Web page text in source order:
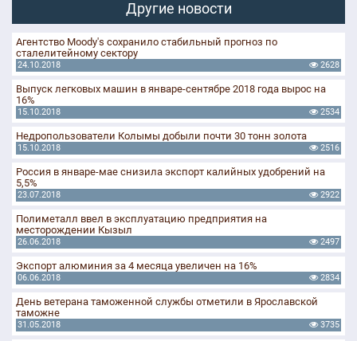
Другие новости
Агентство Moody's сохранило стабильный прогноз по
сталелитейному сектору
24.10.2018 2628
Выпуск легковых машин в январе-сентябре 2018 года вырос на
16%
15.10.2018 2534
Недропользователи Колымы добыли почти 30 тонн золота
15.10.2018 2516
Россия в январе-мае снизила экспорт калийных удобрений на
5,5%
23.07.2018 2922
Полиметалл ввел в эксплуатацию предприятия на
месторождении Кызыл
26.06.2018 2497
Экспорт алюминия за 4 месяца увеличен на 16%
06.06.2018 2834
День ветерана таможенной службы отметили в Ярославской
таможне
31.05.2018 3735